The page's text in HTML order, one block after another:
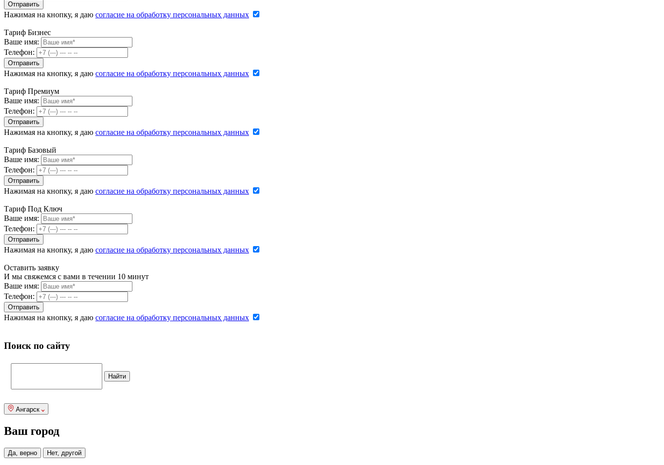
Нажимая на кнопку, я даю согласие на обработку персональных данных
Тариф Бизнес
Ваше имя:
Телефон:
Нажимая на кнопку, я даю согласие на обработку персональных данных
Тариф Премиум
Ваше имя:
Телефон:
Нажимая на кнопку, я даю согласие на обработку персональных данных
Тариф Базовый
Ваше имя:
Телефон:
Нажимая на кнопку, я даю согласие на обработку персональных данных
Тариф Под Ключ
Ваше имя:
Телефон:
Нажимая на кнопку, я даю согласие на обработку персональных данных
Оставить заявку
И мы свяжемся с вами в течении 10 минут
Ваше имя:
Телефон:
Нажимая на кнопку, я даю согласие на обработку персональных данных
Поиск по сайту
Ангарск
Ваш город
Да, верно Нет, другой